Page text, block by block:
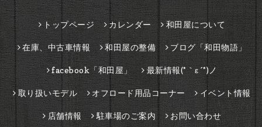
トップページ カレンダー 和田屋について
在庫、中古車情報 和田屋の整備 ブログ「和田物語」
facebook「和田屋」 最新情報(*｀ε´*)ノ
取り扱いモデル オフロード用品コーナー イベント情報
店舗情報 駐車場のご案内 お問い合わせ